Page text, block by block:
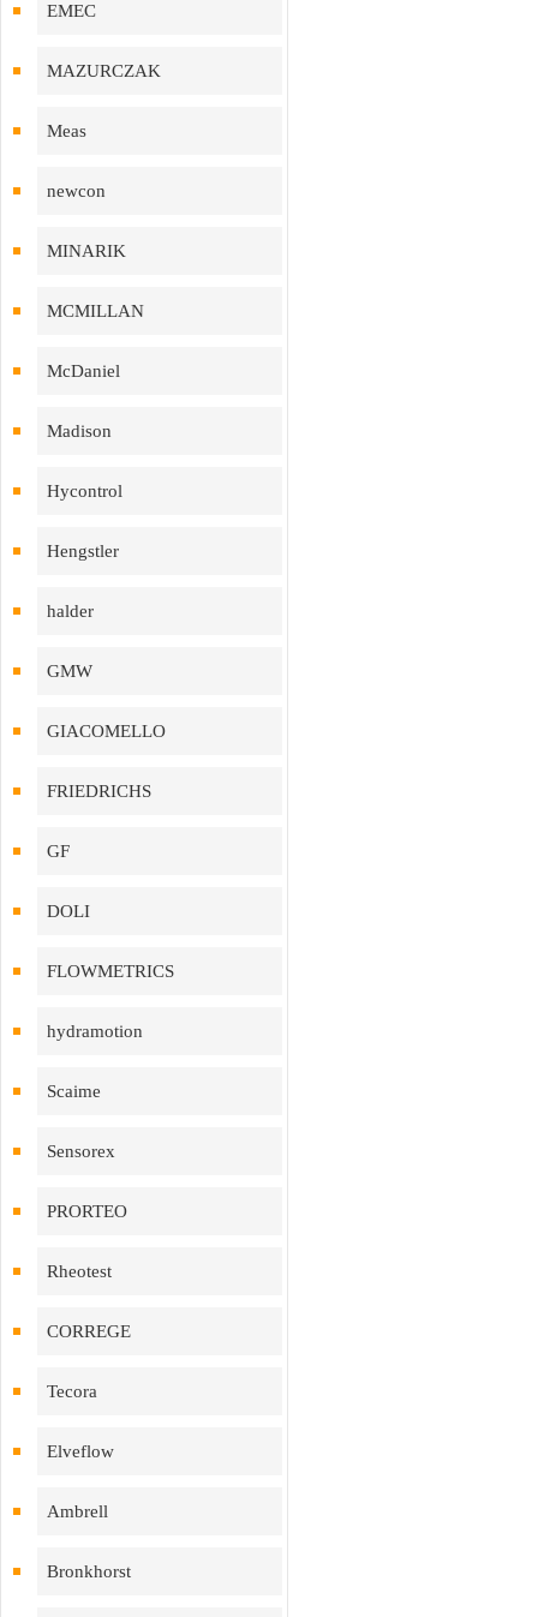
EMEC
MAZURCZAK
Meas
newcon
MINARIK
MCMILLAN
McDaniel
Madison
Hycontrol
Hengstler
halder
GMW
GIACOMELLO
FRIEDRICHS
GF
DOLI
FLOWMETRICS
hydramotion
Scaime
Sensorex
PRORTEO
Rheotest
CORREGE
Tecora
Elveflow
Ambrell
Bronkhorst